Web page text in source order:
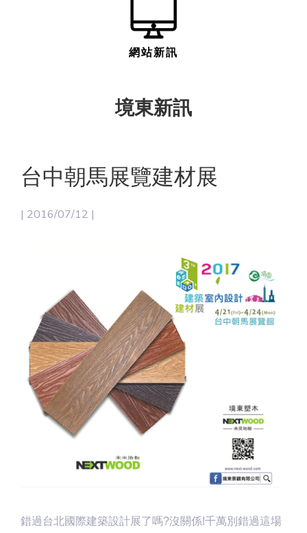
網站新訊
境東新訊
台中朝馬展覽建材展
| 2016/07/12 |
錯過台北國際建築設計展了嗎?沒關係!千萬別錯過這場